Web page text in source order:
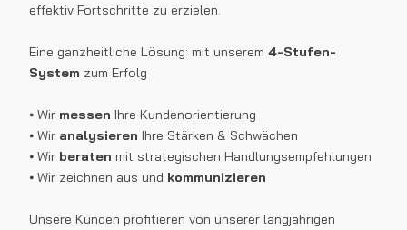
effektiv Fortschritte zu erzielen.
Eine ganzheitliche Lösung: mit unserem 4-Stufen-
System zum Erfolg
⦁ Wir messen Ihre Kundenorientierung
⦁ Wir analysieren Ihre Stärken & Schwächen
⦁ Wir beraten mit strategischen Handlungsempfehlungen
⦁ Wir zeichnen aus und kommunizieren
Unsere Kunden profitieren von unserer langjährigen